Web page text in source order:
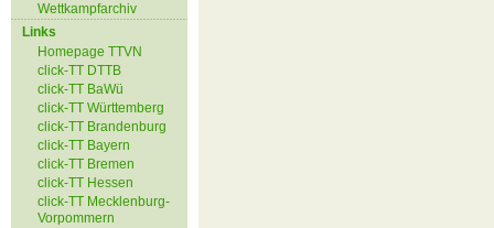
Wettkampfarchiv
Links
Homepage TTVN
click-TT DTTB
click-TT BaWü
click-TT Württemberg
click-TT Brandenburg
click-TT Bayern
click-TT Bremen
click-TT Hessen
click-TT Mecklenburg-
Vorpommern